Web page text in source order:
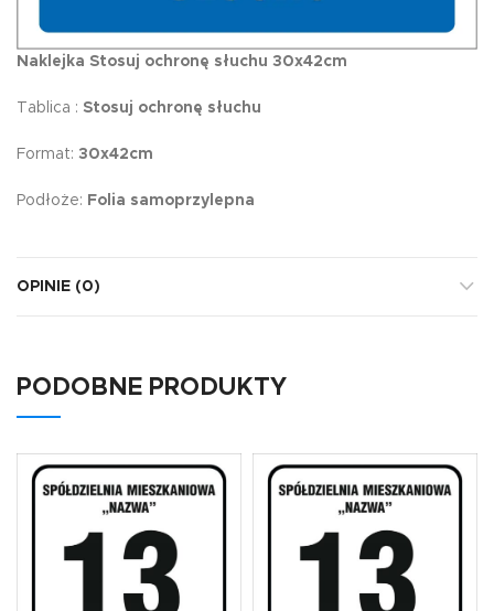
Naklejka Stosuj ochronę słuchu 30x42cm
Tablica : Stosuj ochronę słuchu
Format: 30x42cm
Podłoże: Folia samoprzylepna
OPINIE (0)
PODOBNE PRODUKTY